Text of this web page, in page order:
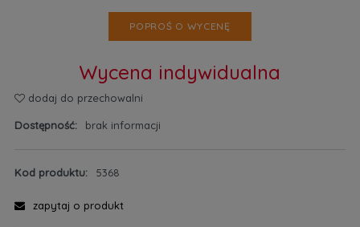
POPROŚ O WYCENĘ
Wycena indywidualna
dodaj do przechowalni
Dostępność: brak informacji
Kod produktu: 5368
zapytaj o produkt